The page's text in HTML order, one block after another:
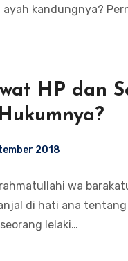
kandungnya?
HP dan
2018
wa
di hati ana
lelaki…